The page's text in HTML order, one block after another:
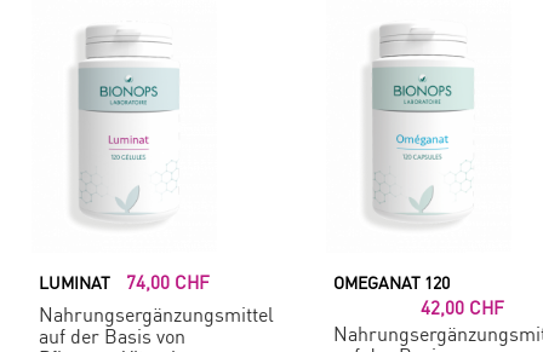
LUMINAT
74,00 CHF
Nahrungsergänzungsmittel
auf der Basis von
OMEGANAT 120
42,00 CHF